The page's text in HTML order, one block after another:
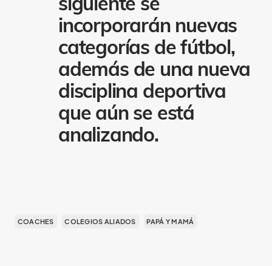
siguiente se
incorporarán nuevas
categorías de fútbol,
además de una nueva
disciplina deportiva
que aún se está
analizando.
COACHES COLEGIOS ALIADOS PAPÁ Y MAMÁ